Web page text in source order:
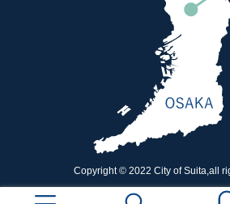
Copyright © 2022 City of Suita,all